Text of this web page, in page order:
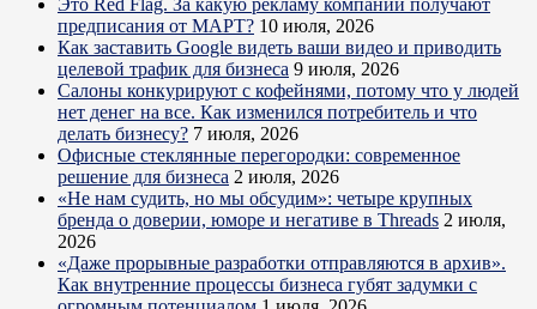
Это Red Flag. За какую рекламу компании получают
предписания от МАРТ? 10 июля, 2026
Как заставить Google видеть ваши видео и приводить
целевой трафик для бизнеса 9 июля, 2026
Салоны конкурируют с кофейнями, потому что у людей
нет денег на все. Как изменился потребитель и что
делать бизнесу? 7 июля, 2026
Офисные стеклянные перегородки: современное
решение для бизнеса 2 июля, 2026
«Не нам судить, но мы обсудим»: четыре крупных
бренда о доверии, юморе и негативе в Threads 2 июля,
2026
«Даже прорывные разработки отправляются в архив».
Как внутренние процессы бизнеса губят задумки с